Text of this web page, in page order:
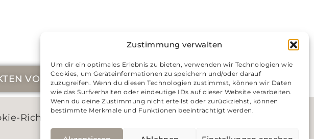
Zustimmung verwalten
Um dir ein optimales Erlebnis zu bieten, verwenden wir Technologien wie
Cookies, um Geräteinformationen zu speichern und/oder darauf
zuzugreifen. Wenn du diesen Technologien zustimmst, können wir Daten
wie das Surfverhalten oder eindeutige IDs auf dieser Website verarbeiten.
Wenn du deine Zustimmung nicht erteilst oder zurückziehst, können
bestimmte Merkmale und Funktionen beeinträchtigt werden.
VON AURA CODE
Richtlinie (EU)